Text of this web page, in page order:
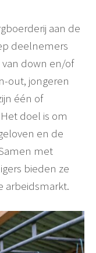
aan de
deelnemers
down en/of
out, jongeren
één of
doel is om
en de
met
bieden ze
arbeidsmarkt.